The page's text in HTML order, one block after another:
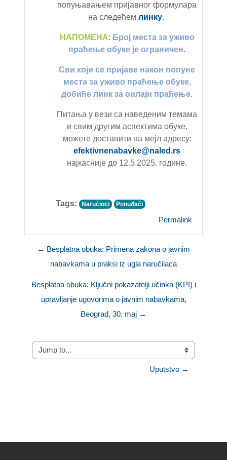
попуњавањем пријавног формулара
на следећем линку.
НАПОМЕНА: Број места за уживо
праћење обуке је ограничен.
Сви који се пријаве након попуне
места за уживо праћење обуке,
добиће линк за онлајн праћење.
Питања у вези са наведеним темама
и свим другим аспектима обуке,
можете доставити на мејл адресу:
efektivnenabavke@naled.rs
најкасније до 12.5.2025. године.
Tags: Naručioci Ponuđači
Permalink
← Besplatna obuka: Primena zakona o javnim
nabavkama u praksi iz ugla naručilaca
Besplatna obuka: Ključni pokazatelji učinka (KPI) i
upravljanje ugovorima o javnim nabavkama,
Beograd, 30. maj →
Jump to...
Uputstvo →